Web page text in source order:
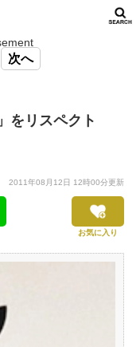
次へ
をリスペクト
2011年08月12日 12時00分更新
お気に入り